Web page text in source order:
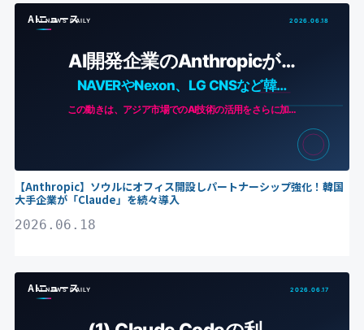
AIニュース
【Anthropic】ソウルにオフィス開設しパートナーシップ強化！韓国
大手企業が「Claude」を続々導入
2026.06.18
AIニュース